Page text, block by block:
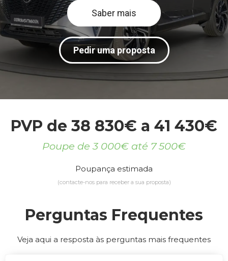
Saber mais
Pedir uma proposta
PVP de 38 830€ a 41 430€
Poupe de 3 000€ até 7 500€
Poupança estimada
(contacte-nos para receber a sua proposta)
Perguntas Frequentes
Veja aqui a resposta às perguntas mais frequentes